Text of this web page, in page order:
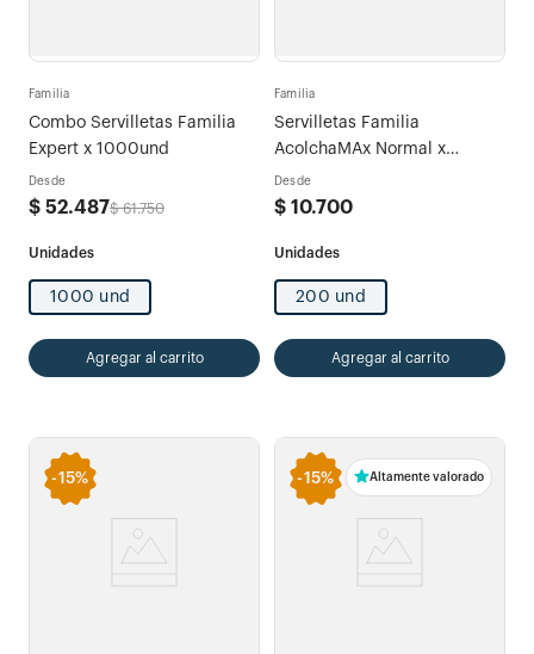
Familia
Combo Servilletas Familia
Expert x 1000und
Desde
$ 52.487$ 61.750
1000 und
Agregar al carrito
Familia
Servilletas Familia
AcolchaMAx Normal x
200und
Desde
$ 10.700
200 und
Agregar al carrito
-15% -15% Altamente valorado